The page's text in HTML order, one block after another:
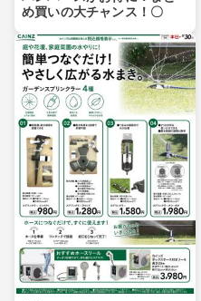
め買いの大チャンス！〇